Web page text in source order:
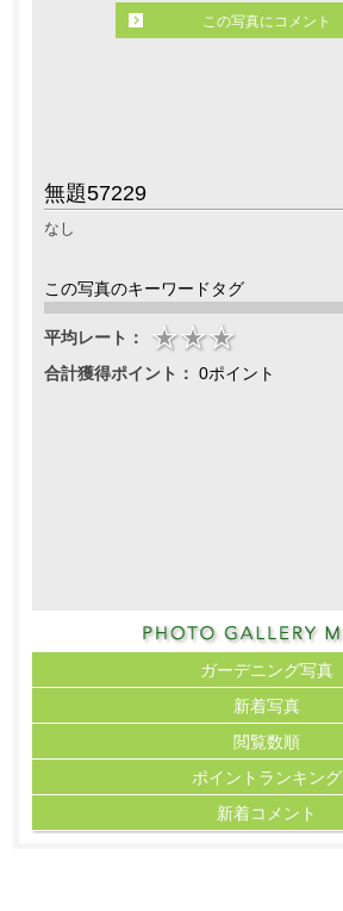
無題57229
なし
この写真のキーワードタグ
平均レート：
合計獲得ポイント： 0ポイント
この写真にコメント
ガーデニング写真
新着写真
閲覧数順
ポイント ランキング
新着コメント